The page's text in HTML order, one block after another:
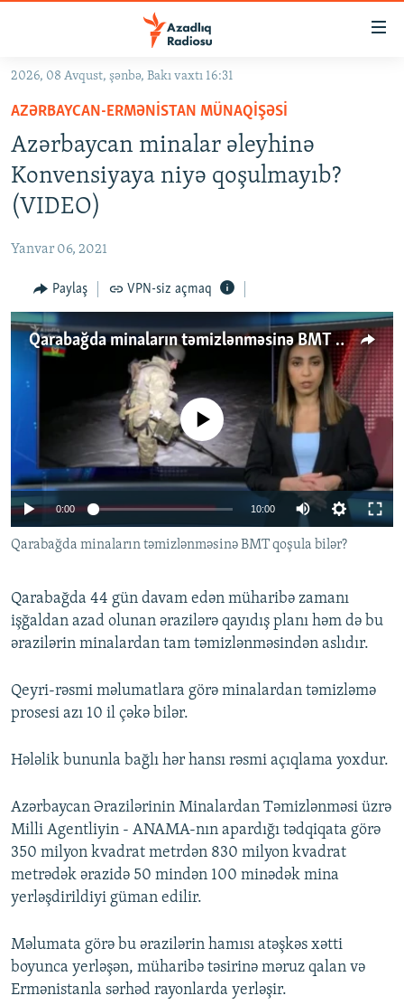
Əsas
qayıt
Əsas
naviqasiyaya
qayıt
Axtarışa
#İZAHLA
KORRUPSIOMETR
#ƏSLINDƏ
QANUNI DOĞRU
ARAŞDIRMA
MULTIMEDIA
VIDEO
İNFOQRAFIKA
KARIKATURA
RADIO ARXIV
AZƏRBAYCAN ƏDƏBIYYATI KITABXANASI
İSLAM VƏ DEMOKRATIYA
İZ - MƏDƏNIYYƏT PROQRAMI
HAQQIMIZDA
MISSIYAMIZ
PEŞƏ ETIKASI VƏ JURNALISTIKA STANDARTLARIMIZ
MATERIALLARIMIZDAN ISTIFADƏ
AZADLIQRADIOSU MOBIL TELEFONUNUZDA
BIZIMLƏ ƏLAQƏ
RFE/RL-in bütün saytları
2026, 08 Avqust, şənbə, Bakı vaxtı 16:31
AZƏRBAYCAN-ERMƏNISTAN MÜNAQIŞƏSI
Azərbaycan minalar əleyhinə
Konvensiyaya niyə qoşulmayıb?
(VIDEO)
Yanvar 06, 2021
Paylaş VPN-siz açmaq
Qarabağda minaların təmizlənməsinə BMT qoşula bilər?
Auto 480p
No media source currently available
0:00 10:00 Auto
240p
480p
Qarabağda minaların təmizlənməsinə BMT qoşula bilər?
Qarabağda 44 gün davam edən müharibə zamanı
işğaldan azad olunan ərazilərə qayıdış planı həm də bu
ərazilərin minalardan tam təmizlənməsindən aslıdır.
Qeyri-rəsmi məlumatlara görə minalardan təmizləmə
prosesi azı 10 il çəkə bilər.
Hələlik bununla bağlı hər hansı rəsmi açıqlama yoxdur.
Azərbaycan Ərazilərinin Minalardan Təmizlənməsi üzrə
Milli Agentliyin - ANAMA-nın apardığı tədqiqata görə
350 milyon kvadrat metrdən 830 milyon kvadrat
metrədək ərazidə 50 mindən 100 minədək mina
yerləşdirildiyi güman edilir.
Məlumata görə bu ərazilərin hamısı atəşkəs xətti
boyunca yerləşən, müharibə təsirinə məruz qalan və
Ermənistanla sərhəd rayonlarda yerləşir.